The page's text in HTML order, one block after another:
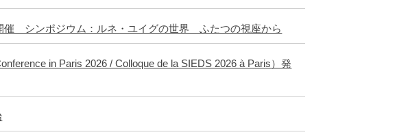
催 シンポジウム：ルネ・ユイグの世界 ふたつの視座から
in Paris 2026 / Colloque de la SIEDS 2026 à Paris）発